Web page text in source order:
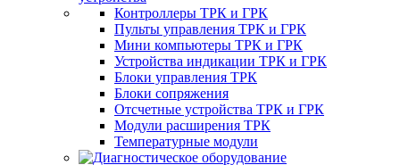
Контроллеры ТРК и ГРК
Пульты управления ТРК и ГРК
Мини компьютеры ТРК и ГРК
Устройства индикации ТРК и ГРК
Блоки управления ТРК
Блоки сопряжения
Отсчетные устройства ТРК и ГРК
Модули расширения ТРК
Температурные модули